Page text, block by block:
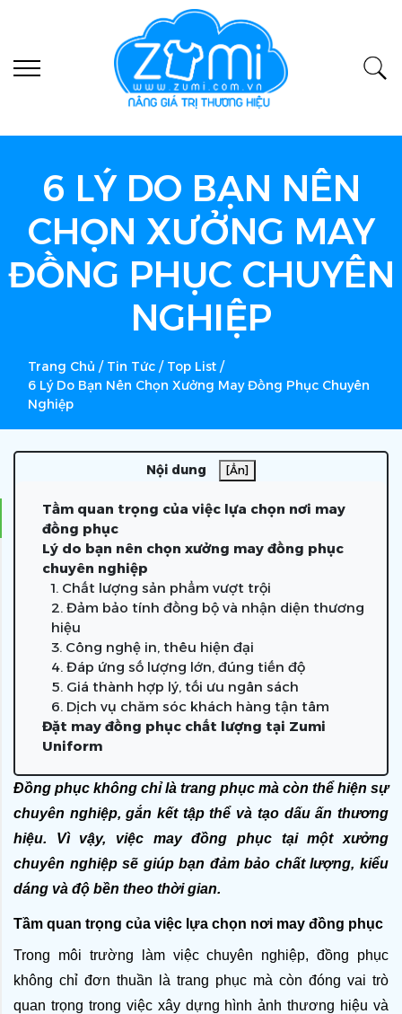
6 LÝ DO BẠN NÊN
CHỌN XƯỞNG MAY
ĐỒNG PHỤC CHUYÊN
NGHIỆP
Trang Chủ / Tin Tức / Top List /
6 Lý Do Bạn Nên Chọn Xưởng May Đồng Phục Chuyên
Nghiệp
Nội dung [Ẩn]
Tầm quan trọng của việc lựa chọn nơi may
đồng phục
Lý do bạn nên chọn xưởng may đồng phục
chuyên nghiệp
1. Chất lượng sản phẩm vượt trội
2. Đảm bảo tính đồng bộ và nhận diện thương
hiệu
3. Công nghệ in, thêu hiện đại
4. Đáp ứng số lượng lớn, đúng tiến độ
5. Giá thành hợp lý, tối ưu ngân sách
6. Dịch vụ chăm sóc khách hàng tận tâm
Đặt may đồng phục chất lượng tại Zumi
Uniform
Đồng phục không chỉ là trang phục mà còn thể hiện sự
chuyên nghiệp, gắn kết tập thể và tạo dấu ấn thương
hiệu. Vì vậy, việc may đồng phục tại một xưởng
chuyên nghiệp sẽ giúp bạn đảm bảo chất lượng, kiểu
dáng và độ bền theo thời gian.
Tầm quan trọng của việc lựa chọn nơi may đồng phục
Trong môi trường làm việc chuyên nghiệp, đồng phục
không chỉ đơn thuần là trang phục mà còn đóng vai trò
quan trọng trong việc xây dựng hình ảnh thương hiệu và